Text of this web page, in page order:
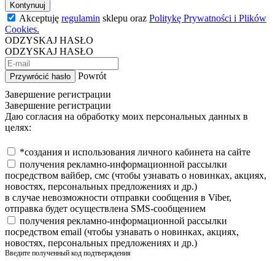
Kontynuuj
Akceptuję regulamin sklepu oraz Politykę Prywatności i Plików
Cookies.
ODZYSKAJ HASŁO
ODZYSKAJ HASŁO
Przywrócić hasło
Powrót
Завершение регистрации
Завершение регистрации
Даю согласия на обработку моих персональных данных в
целях:
*создания и использования личного кабинета на сайте
получения рекламно-информационной рассылки
посредством вайбер, смс (чтобы узнавать о новинках, акциях,
новостях, персональных предложениях и др.)
в случае невозможности отправки сообщения в Viber,
отправка будет осуществлена SMS-сообщением
получения рекламно-информационной рассылки
посредством email (чтобы узнавать о новинках, акциях,
новостях, персональных предложениях и др.)
Введите полученный код подтверждения